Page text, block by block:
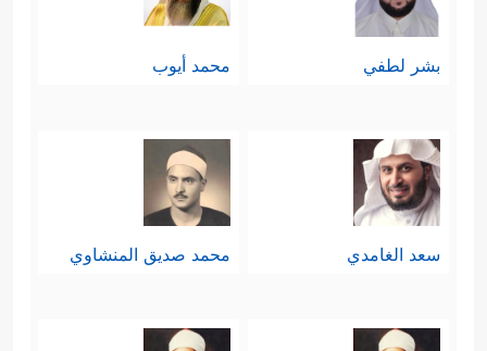
بشر لطفي محمد أيوب
سعد الغامدي محمد صديق المنشاوي